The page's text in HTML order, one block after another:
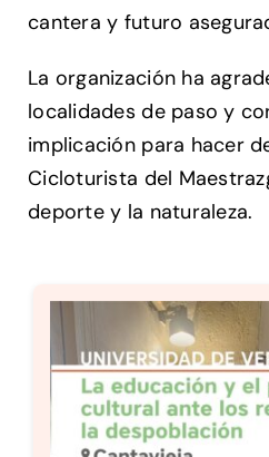
cantera y futuro
La organización ha
localidades de paso y
implicación para hacer
Cicloturista del
deporte y la naturaleza.